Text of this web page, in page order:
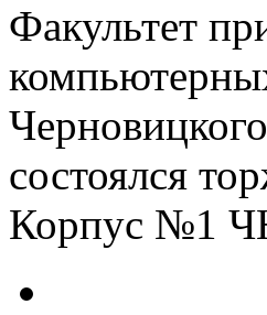
Факультет
состоялся
Корпус №1